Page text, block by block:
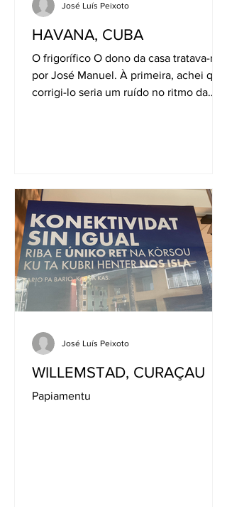
HAVANA, CUBA
O frigorífico O dono da casa tratava-me
por José Manuel. À primeira, achei que
corrigi-lo seria um ruído no ritmo da
José Luís Peixoto
WILLEMSTAD, CURAÇAU
Papiamentu
José Luís Peixoto